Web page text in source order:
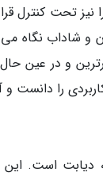
تحت کنترل
شاداب نگاه می
و در عین
را دانست و
دیابت است.